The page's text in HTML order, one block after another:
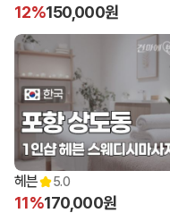
12%150,000원
헤븐 5.0
11%170,000원